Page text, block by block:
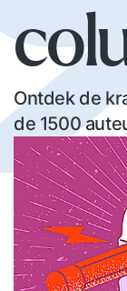
Ontdek de
de 1500